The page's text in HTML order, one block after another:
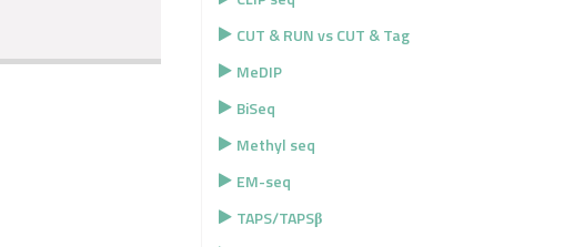
CUT & RUN vs CUT & Tag
MeDIP
BiSeq
Methyl seq
EM-seq
TAPS/TAPSβ